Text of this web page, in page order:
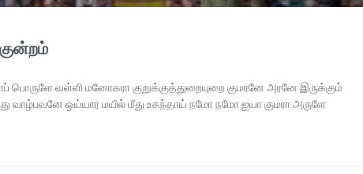
பொருளே வள்ளி மனோகரா குறுக்குத்துறையுறை குமரனே அரனே இருக்கும்
வாழ்பவனே ஒய்யார மயில் மீது உகந்தாய் நமோ நமோ ஐயா குமரா அருளே